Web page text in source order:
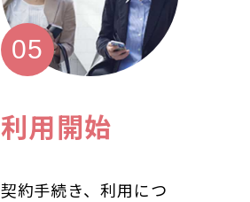
利用開始
契約手続き、利用につ